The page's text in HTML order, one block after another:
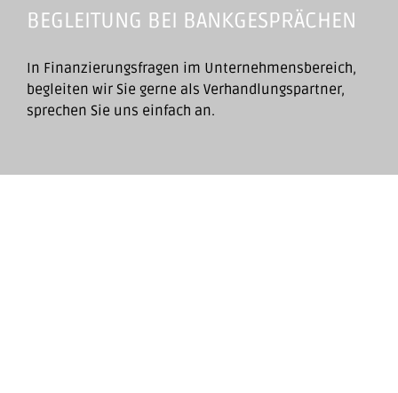
BEGLEITUNG BEI BANKGESPRÄCHEN
In Finanzierungsfragen im Unternehmensbereich,
begleiten wir Sie gerne als Verhandlungspartner,
sprechen Sie uns einfach an.